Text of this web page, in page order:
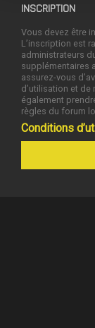
INSCRIPTION
Vous devez être
L’inscription est
administrateurs
supplémentaires
assurez-vous
d’utilisation et
également
règles du forum
Conditions